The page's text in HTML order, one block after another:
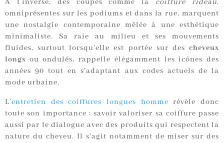
À l’inverse, des coupes comme la coiffure rideau,
omniprésentes sur les podiums et dans la rue, marquent
une nostalgie contemporaine mêlée à une esthétique
minimaliste. Sa raie au milieu et ses mouvements
fluides, surtout lorsqu’elle est portée sur des cheveux
longs ou ondulés, rappelle élégamment les icônes des
années 90 tout en s’adaptant aux codes actuels de la
mode urbaine.
L’entretien des coiffures longues homme révèle donc
toute son importance : savoir valoriser sa coiffure passe
aussi par le dialogue avec des produits qui respectent la
nature du cheveu. Il s’agit notamment de miser sur des